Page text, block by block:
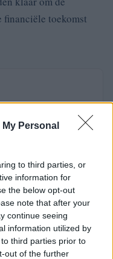
Personal
to third parties, or
information for
the below opt-out
note that after your
continue seeing
information utilized by
third parties prior to
out of the further
financiële toekomst